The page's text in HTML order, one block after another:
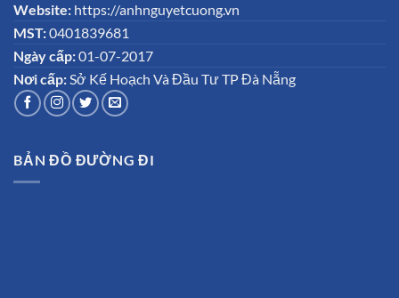
Website: https://anhnguyetcuong.vn
MST:0401839681
Ngày cấp:01-07-2017
Nơi cấp:Sở Kế Hoạch Và Đầu Tư TP Đà Nẵng
BẢN ĐỒ ĐƯỜNG ĐI